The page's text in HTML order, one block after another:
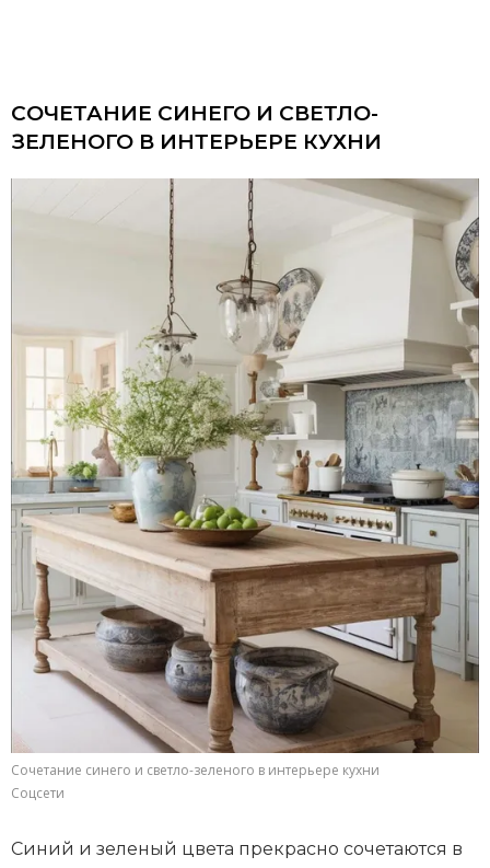
СОЧЕТАНИЕ СИНЕГО И СВЕТЛО-
ЗЕЛЕНОГО В ИНТЕРЬЕРЕ КУХНИ
Сочетание синего и светло-зеленого в интерьере кухни
Соцсети
Синий и зеленый цвета прекрасно сочетаются в